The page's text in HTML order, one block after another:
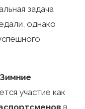
задача
однако
Зимние
участие как